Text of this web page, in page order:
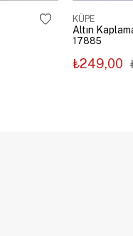
KÜPE
17885
₺249,00